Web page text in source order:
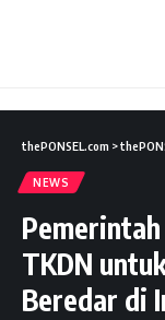
thePONSEL.com >
NEWS
TKDN
Beredar di